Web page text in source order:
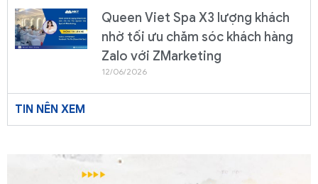
Queen Viet Spa X3 lượng khách
nhờ tối ưu chăm sóc khách hàng
Zalo với ZMarketing
12/06/2026
TIN NÊN XEM